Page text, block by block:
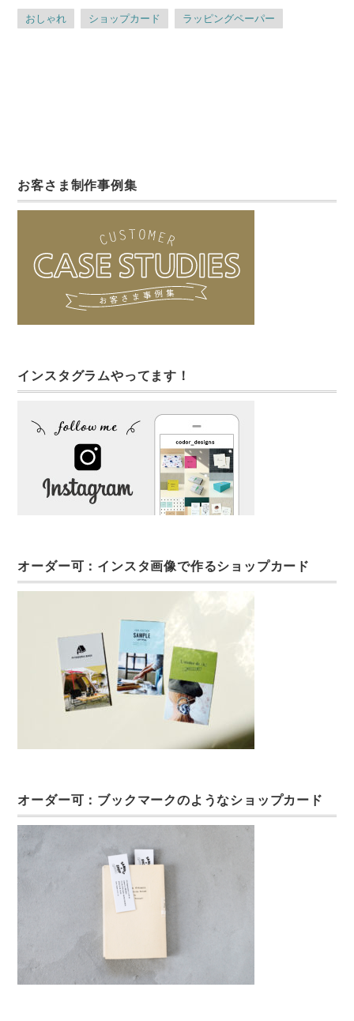
おしゃれ ショップカード ラッピングペーパー
お客さま制作事例集
インスタグラムやってます！
オーダー可：インスタ画像で作るショップカード
オーダー可：ブックマークのようなショップカード